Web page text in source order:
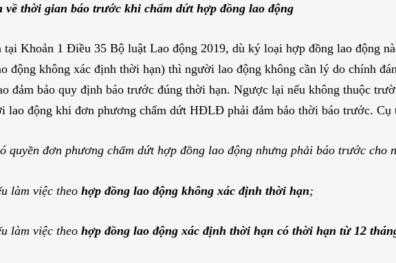
về thời gian báo trước khi chấm dứt hợp đồng lao động
tại Khoản 1 Điều 35 Bộ luật Lao động 2019, dù ký loại hợp đồng lao động
động không xác định thời hạn) thì người lao động không cần lý do chính
đảm bảo quy định báo trước đúng thời hạn. Ngược lại nếu không thuộc
lao động khi đơn phương chấm dứt HĐLĐ phải đảm bảo thời báo trước. Cụ
quyền đơn phương chấm dứt hợp đồng lao động nhưng phải báo trước cho
làm việc theo hợp đồng lao động không xác định thời hạn;
làm việc theo hợp đồng lao động xác định thời hạn có thời hạn từ 12